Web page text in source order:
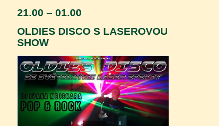
21.00 – 01.00
OLDIES DISCO S LASEROVOU
SHOW